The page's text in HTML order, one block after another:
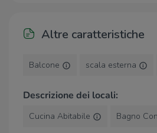
Altre caratteristiche
Balcone scala esterna
Descrizione dei locali:
Cucina Abitabile Bagno